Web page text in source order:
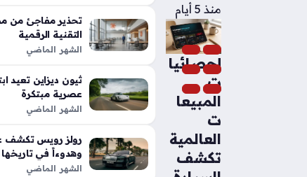
منذ 5 أيام
إحصائيا
ت
المبيعا
ت
العالمية
تكشف
تحذير مفاجئ من
التقنية الرقمية
الشهر الماضي
عصرية مبتكرة
الشهر الماضي
رولز رويس تكشف
وهدوءاً في تاريخها
الشهر الماضي